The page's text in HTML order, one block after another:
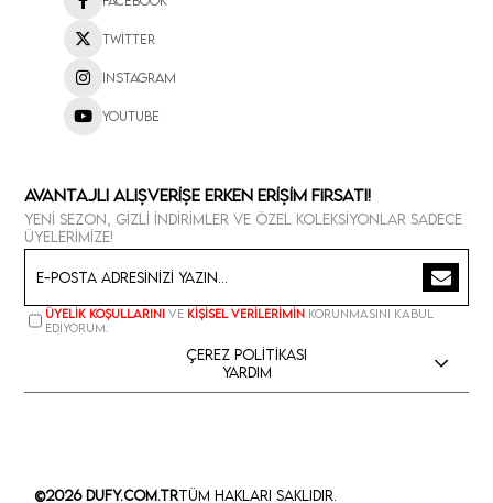
Twitter
Instagram
Youtube
Avantajlı Alışverişe Erken Erişim Fırsatı!
Yeni sezon, gizli indirimler ve özel koleksiyonlar sadece
üyelerimize!
Üyelik koşullarını ve kişisel verilerimin korunmasını kabul
ediyorum.
Çerez Politikası
Yardım
©2026 Dufy.com.trTüm Hakları Saklıdır.